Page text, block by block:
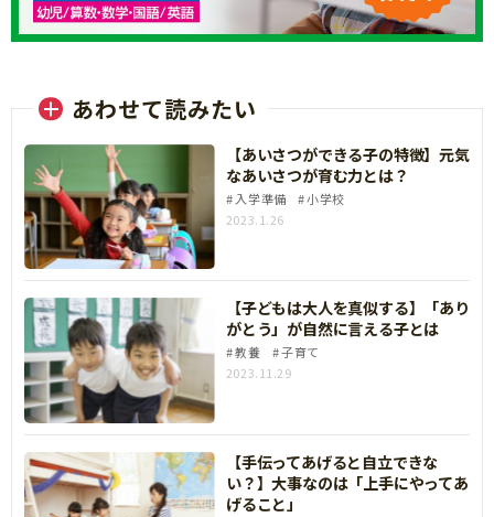
あわせて読みたい
【あいさつができる子の特徴】元気
なあいさつが育む力とは？
入学準備
小学校
2023.1.26
【子どもは大人を真似する】「あり
がとう」が自然に言える子とは
教養
子育て
2023.11.29
【手伝ってあげると自立できな
い？】大事なのは「上手にやってあ
げること」